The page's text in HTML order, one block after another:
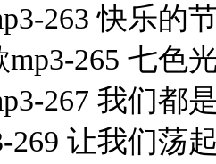
263 快乐的
265 七色
267 我们都
269 让我们荡